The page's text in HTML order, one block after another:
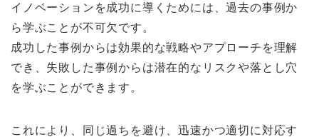
イノベーションを成功に導くためには、過去の事例か
ら学ぶことが不可欠です。
成功した事例からは効果的な戦略やアプローチを理解
でき、失敗した事例からは潜在的なリスクや落とし穴
を学ぶことができます。
これにより、同じ過ちを避け、迅速かつ適切に対応す